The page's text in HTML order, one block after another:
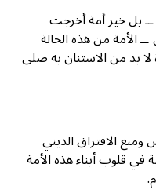
بل خير أمة أخرجت
الأمة من هذه الحالة
لا بد من الاستنان به صلى
ومنع الافتراق الديني
في قلوب أبناء هذه الأمة